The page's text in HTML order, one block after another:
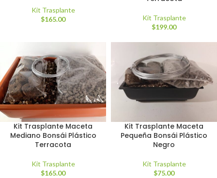
Kit Trasplante
$165.00
Kit Trasplante
$199.00
Kit Trasplante Maceta
Mediano Bonsái Plástico
Terracota
Kit Trasplante
$165.00
Kit Trasplante Maceta
Pequeña Bonsái Plástico
Negro
Kit Trasplante
$75.00